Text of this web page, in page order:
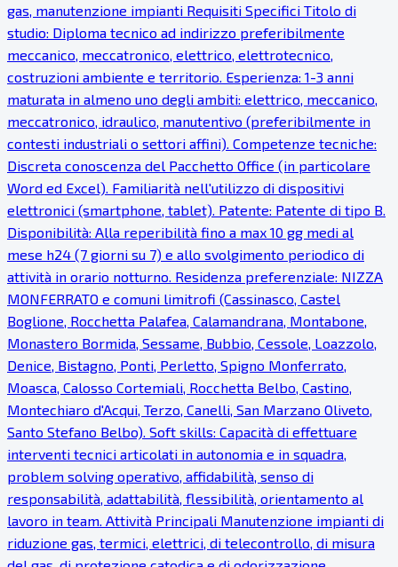
gas, manutenzione impianti Requisiti Specifici Titolo di
studio: Diploma tecnico ad indirizzo preferibilmente
meccanico, meccatronico, elettrico, elettrotecnico,
costruzioni ambiente e territorio. Esperienza: 1-3 anni
maturata in almeno uno degli ambiti: elettrico, meccanico,
meccatronico, idraulico, manutentivo (preferibilmente in
contesti industriali o settori affini). Competenze tecniche:
Discreta conoscenza del Pacchetto Office (in particolare
Word ed Excel). Familiarità nell'utilizzo di dispositivi
elettronici (smartphone, tablet). Patente: Patente di tipo B.
Disponibilità: Alla reperibilità fino a max 10 gg medi al
mese h24 (7 giorni su 7) e allo svolgimento periodico di
attività in orario notturno. Residenza preferenziale: NIZZA
MONFERRATO e comuni limitrofi (Cassinasco, Castel
Boglione, Rocchetta Palafea, Calamandrana, Montabone,
Monastero Bormida, Sessame, Bubbio, Cessole, Loazzolo,
Denice, Bistagno, Ponti, Perletto, Spigno Monferrato,
Moasca, Calosso Cortemiali, Rocchetta Belbo, Castino,
Montechiaro d'Acqui, Terzo, Canelli, San Marzano Oliveto,
Santo Stefano Belbo). Soft skills: Capacità di effettuare
interventi tecnici articolati in autonomia e in squadra,
problem solving operativo, affidabilità, senso di
responsabilità, adattabilità, flessibilità, orientamento al
lavoro in team. Attività Principali Manutenzione impianti di
riduzione gas, termici, elettrici, di telecontrollo, di misura